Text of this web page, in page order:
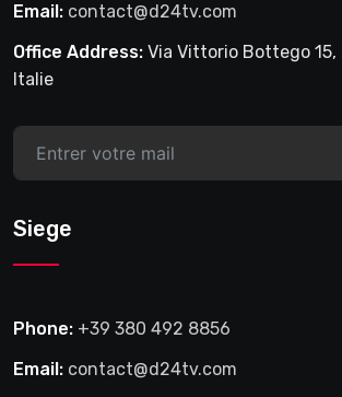
Email: contact@d24tv.com
Office Address: Via Vittorio Bottego 15,
Italie
Siege
Phone: +39 380 492 8856
Email: contact@d24tv.com